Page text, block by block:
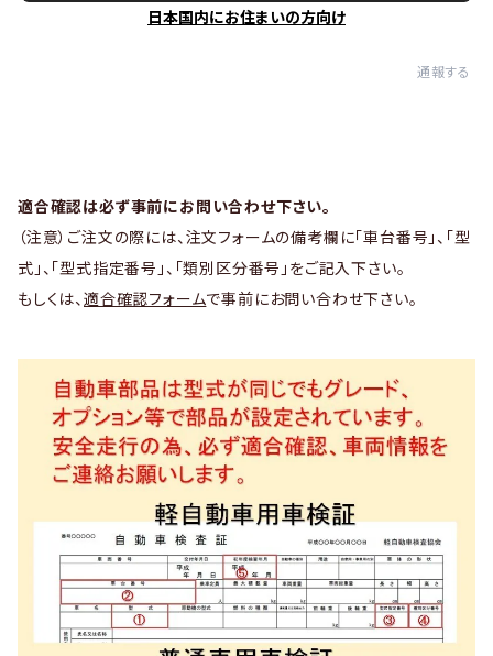
日本国内にお住まいの方向け
通報する
適合確認は必ず事前にお問い合わせ下さい。
（注意）ご注文の際には、注文フォームの備考欄に「車台番号」、「型
式」、「型式指定番号」、「類別区分番号」をご記入下さい。
もしくは、 適合確認フォームで事前にお問い合わせ下さい。